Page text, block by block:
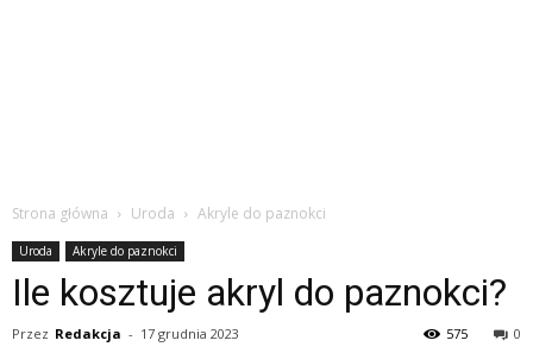
Strona główna Uroda Akryle do paznokci
Uroda Akryle do paznokci
Ile kosztuje akryl do paznokci?
Przez Redakcja - 17 grudnia 2023 0
575